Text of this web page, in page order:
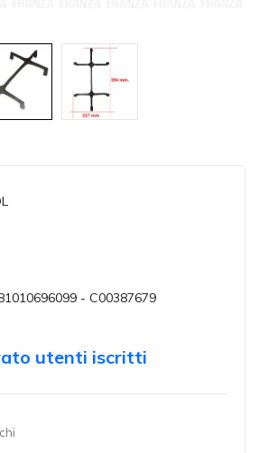
- C00387679
utenti iscritti